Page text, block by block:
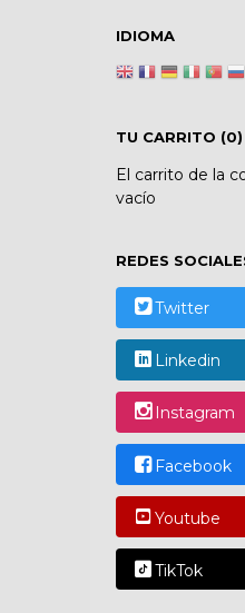
IDIOMA
TU CARRITO (0)
El carrito de la
vacío
REDES
Twitter
Linkedin
Instagram
Facebook
Youtube
TikTok